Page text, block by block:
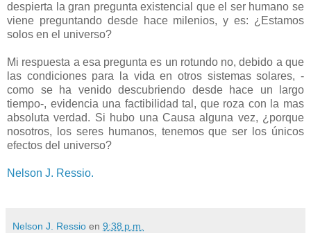
despierta la gran pregunta existencial que el ser humano se
viene preguntando desde hace milenios, y es: ¿Estamos
solos en el universo?
Mi respuesta a esa pregunta es un rotundo no, debido a que
las condiciones para la vida en otros sistemas solares, -
como se ha venido descubriendo desde hace un largo
tiempo-, evidencia una factibilidad tal, que roza con la mas
absoluta verdad. Si hubo una Causa alguna vez, ¿porque
nosotros, los seres humanos, tenemos que ser los únicos
efectos del universo?
Nelson J. Ressio.
Nelson J. Ressio en 9:38 p.m.